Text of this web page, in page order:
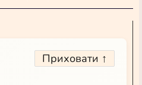
Приховати ↑